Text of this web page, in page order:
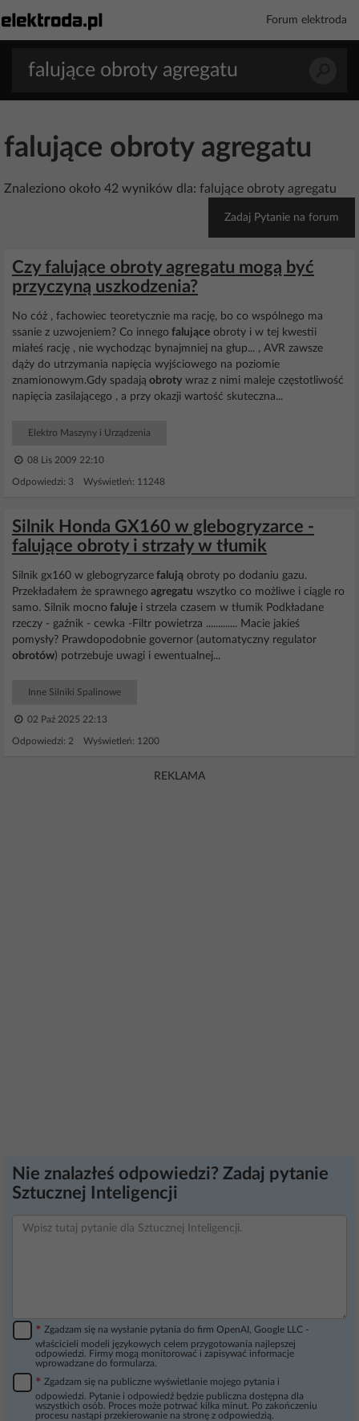
Forum elektroda
falujące obroty agregatu
Znaleziono około 42 wyników dla: falujące obroty agregatu
Zadaj Pytanie na forum
Czy falujące obroty agregatu mogą być
przyczyną uszkodzenia?
No cóż , fachowiec teoretycznie ma rację, bo co wspólnego ma
ssanie z uzwojeniem? Co innego falujące obroty i w tej kwestii
miałeś rację , nie wychodząc bynajmniej na głup... , AVR zawsze
dąży do utrzymania napięcia wyjściowego na poziomie
znamionowym.Gdy spadają obroty wraz z nimi maleje częstotliwość
napięcia zasilającego , a przy okazji wartość skuteczna...
Elektro Maszyny i Urządzenia
08 Lis 2009 22:10
Odpowiedzi: 3 Wyświetleń: 11248
Silnik Honda GX160 w glebogryzarce -
falujące obroty i strzały w tłumik
Silnik gx160 w glebogryzarce falują obroty po dodaniu gazu.
Przekładałem że sprawnego agregatu wszytko co możliwe i ciągle ro
samo. Silnik mocno faluje i strzela czasem w tłumik Podkładane
rzeczy - gaźnik - cewka -Filtr powietrza ............. Macie jakieś
pomysły? Prawdopodobnie governor (automatyczny regulator
obrotów) potrzebuje uwagi i ewentualnej...
Inne Silniki Spalinowe
02 Paź 2025 22:13
Odpowiedzi: 2 Wyświetleń: 1200
REKLAMA
Nie znalazłeś odpowiedzi? Zadaj pytanie
Sztucznej Inteligencji
* Zgadzam się na wysłanie pytania do firm OpenAI, Google LLC -
właścicieli modeli językowych celem przygotowania najlepszej
odpowiedzi. Firmy mogą monitorować i zapisywać informacje
wprowadzane do formularza.
* Zgadzam się na publiczne wyświetlanie mojego pytania i
odpowiedzi. Pytanie i odpowiedź będzie publiczna dostępna dla
wszystkich osób. Proces może potrwać kilka minut. Po zakończeniu
procesu nastąpi przekierowanie na stronę z odpowiedzią.